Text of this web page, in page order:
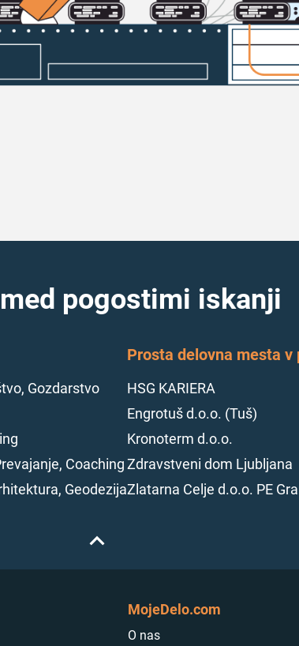
pogostimi iskanji
Gozdarstvo
Coaching
Geodezija
Prosta delovna mesta v
HSG KARIERA
Engrotuš d.o.o. (Tuš)
Kronoterm d.o.o.
Zdravstveni dom Ljubljana
Zlatarna Celje d.o.o. PE
MojeDelo.com
O nas